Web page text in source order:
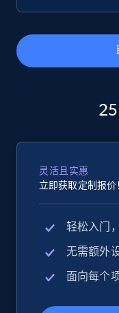
eBay - Collect
URL, Product id,
eBay - Collect
Seller reviews,
2.5K+
灵活且实惠
立即获取定制报价
轻松入门
无需额外
面向每个